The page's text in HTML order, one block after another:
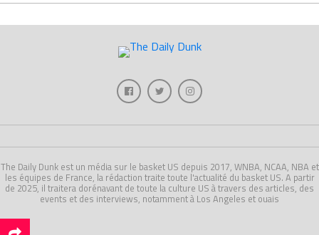
The Daily Dunk est un média sur le basket US depuis 2017, WNBA, NCAA, NBA et
les équipes de France, la rédaction traite toute l'actualité du basket US. A partir
de 2025, il traitera dorénavant de toute la culture US à travers des articles, des
events et des interviews, notamment à Los Angeles et ouais